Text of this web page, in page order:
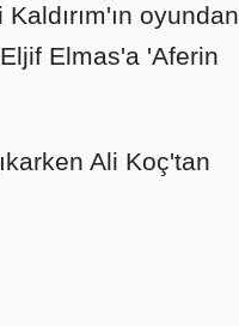
oyundan
Elmas'a 'Aferin
Ali Koç'tan